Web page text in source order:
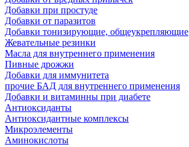
Добавки при простуде
Добавки от паразитов
Добавки тонизирующие, общеукрепляющие
Жевательные резинки
Масла для внутреннего применения
Пивные дрожжи
Добавки для иммунитета
прочие БАД для внутреннего применения
Добавки и витаминны при диабете
Антиоксиданты
Антиоксидантные комплексы
Микроэлементы
Аминокислоты